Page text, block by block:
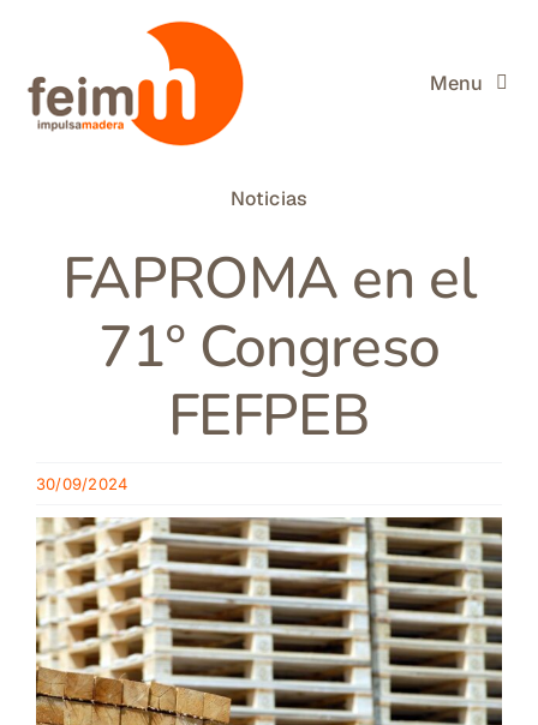
contenido
Menu
La Madera
Información útil
Actualidad
Noticias
FAPROMA en el
71º Congreso
FEFPEB
30/09/2024